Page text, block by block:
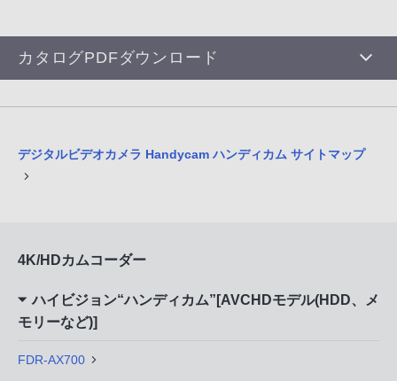
カタログPDFダウンロード
デジタルビデオカメラ Handycam ハンディカム サイトマップ
4K/HDカムコーダー
ハイビジョン“ハンディカム”[AVCHDモデル(HDD、メ
モリーなど)]
FDR-AX700